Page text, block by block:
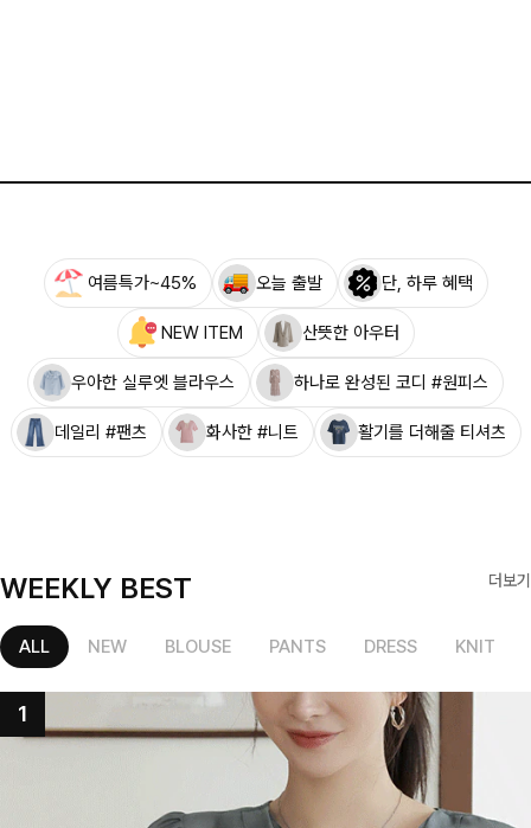
여름특가~45% 오늘 출발 단, 하루 혜택
NEW ITEM 산뜻한 아우터
우아한 실루엣 블라우스 하나로 완성된 코디 #원피스
데일리 #팬츠 화사한 #니트 활기를 더해줄 티셔츠
WEEKLY BEST 더보기
ALL NEW BLOUSE PANTS DRESS KNIT